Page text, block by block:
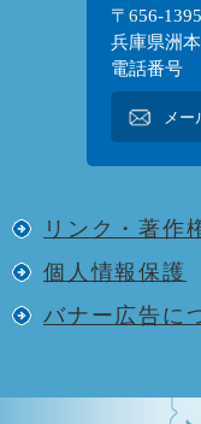
〒656-1395
兵庫県洲
電話番号
メー
リンク・著作
個人情報保護
バナー広告に